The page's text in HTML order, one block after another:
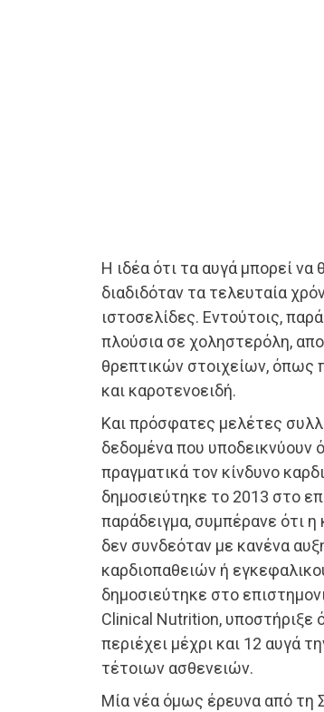
Η ιδέα ότι τα αυγά μπορεί να
διαδιδόταν τα τελευταία
ιστοσελίδες. Εντούτοις,
πλούσια σε χοληστερόλη,
θρεπτικών στοιχείων, όπως
και καροτενοειδή.
Και πρόσφατες μελέτες
δεδομένα που υποδεικνύουν
πραγματικά τον κίνδυνο
δημοσιεύτηκε το 2013 στο
παράδειγμα, συμπέρανε ότι
δεν συνδεόταν με κανένα
καρδιοπαθειών ή
δημοσιεύτηκε στο
Clinical Nutrition, υποστήριξε
περιέχει μέχρι και 12 αυγά
τέτοιων ασθενειών.
Μία νέα όμως έρευνα από τη